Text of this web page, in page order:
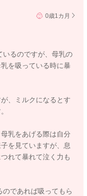
0歳1カ月
いるのですが、母乳の
を吸っている時に暴
、ミルクになるとす
乳をあげる際は自分
を見ていますが、息
れて暴れて泣く力も
であれば吸ってもら